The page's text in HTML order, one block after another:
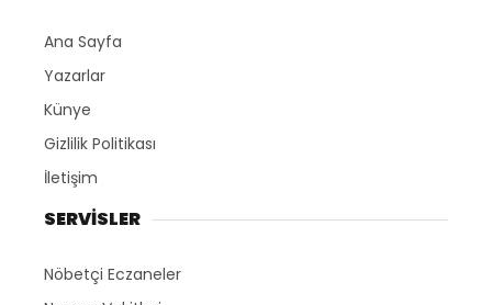
Ana Sayfa
Yazarlar
Künye
Gizlilik Politikası
İletişim
SERVİSLER
Nöbetçi Eczaneler